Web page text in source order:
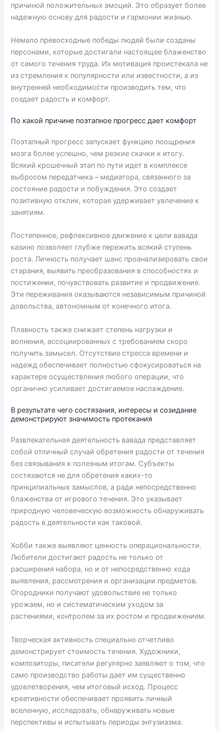
причиной положительных эмоций. Это образует более
надежную основу для радости и гармонии жизнью.
Немало превосходные победы людей были созданы
персонами, которые достигали настоящее блаженство
от самого течения труда. Их мотивация проистекала не
из стремления к популярности или известности, а из
внутренней необходимости производить тем, что
создает радость и комфорт.
По какой причине поэтапное прогресс дает комфорт
Поэтапный прогресс запускает функцию поощрения
мозга более успешно, чем резкие скачки к итогу.
Всякий крошечный этап по пути идет в комплексе
выбросом передатчика – медиатора, связанного за
состояние радости и побуждения. Это создает
позитивную отклик, которая удерживает увлечение к
занятиям.
Постепенное, рефлексивное движение к цели вавада
казино позволяет глубже пережить всякий ступень
роста. Личность получает шанс проанализировать свои
старания, выявить преобразования в способностях и
постижении, почувствовать развитие и продвижение.
Эти переживания оказываются независимым причиной
довольства, автономным от конечного итога.
Плавность также снижает степень нагрузки и
волнения, ассоциированных с требованием скоро
получить замысел. Отсутствие стресса времени и
надежд обеспечивает полностью сфокусироваться на
характере осуществления любого операции, что
органично усиливает достигаемое наслаждение.
В результате чего состязания, интересы и созидание
демонстрируют значимость протекания
Развлекательная деятельность вавада представляет
собой отличный случай обретения радости от течения
без связывания к полезным итогам. Субъекты
состязаются не для обретения каких-то
принципиальных замыслов, а ради непосредственно
блаженства от игрового течения. Это указывает
природную человеческую возможность обнаруживать
радость в деятельности как таковой.
Хобби также выявляют ценность операциональности.
Любители достигают радость не только от
расширения набора, но и от непосредственно хода
выявления, рассмотрения и организации предметов.
Огородники получают удовольствие не только
урожаем, но и систематическим уходом за
растениями, контролем за их ростом и продвижением.
Творческая активность специально отчетливо
демонстрирует стоимость течения. Художники,
композиторы, писатели регулярно заявляют о том, что
само производство работы дает им существенно
удовлетворения, чем итоговый исход. Процесс
креативности обеспечивает проявить личный
вселенную, исследовать, обнаруживать новые
перспективы и испытывать периоды энтузиазма.